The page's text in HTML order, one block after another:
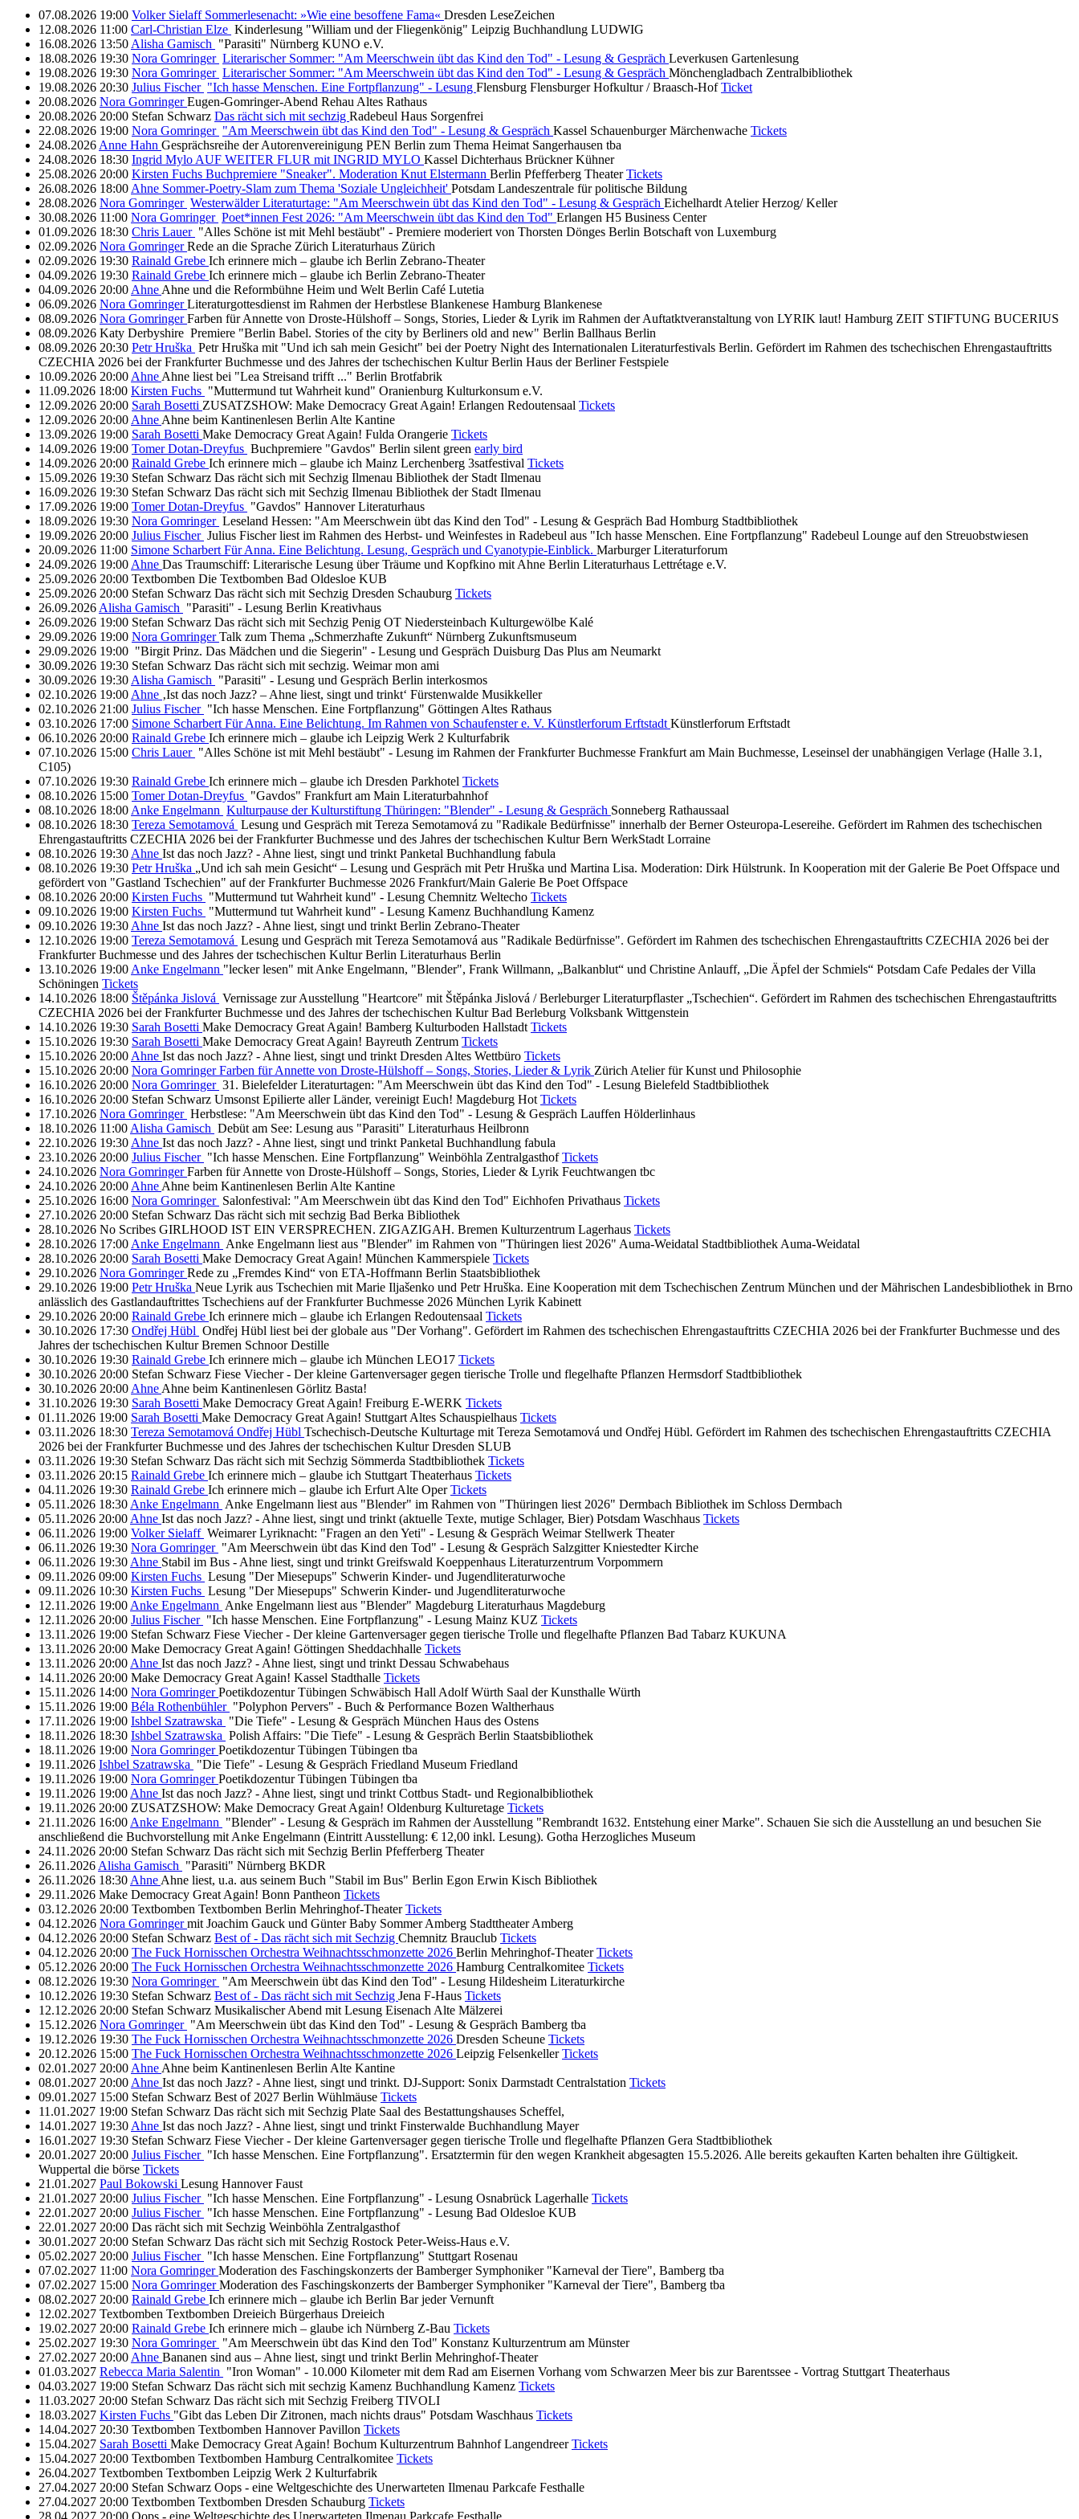
07.08.2026 19:00 Volker Sielaff Sommerlesenacht: »Wie eine besoffene Fama« Dresden LeseZeichen
12.08.2026 11:00 Carl-Christian Elze Kinderlesung "William und der Fliegenkönig" Leipzig Buchhandlung LUDWIG
16.08.2026 13:50 Alisha Gamisch "Parasiti" Nürnberg KUNO e.V.
18.08.2026 19:30 Nora Gomringer Literarischer Sommer: "Am Meerschwein übt das Kind den Tod" - Lesung & Gespräch Leverkusen Gartenlesung
19.08.2026 19:30 Nora Gomringer Literarischer Sommer: "Am Meerschwein übt das Kind den Tod" - Lesung & Gespräch Mönchengladbach Zentralbibliothek
19.08.2026 20:30 Julius Fischer "Ich hasse Menschen. Eine Fortpflanzung" - Lesung Flensburg Flensburger Hofkultur / Braasch-Hof Ticket
20.08.2026 Nora GomringerEugen-Gomringer-Abend Rehau Altes Rathaus
20.08.2026 20:00 Stefan Schwarz Das rächt sich mit sechzig Radebeul Haus Sorgenfrei
22.08.2026 19:00 Nora Gomringer "Am Meerschwein übt das Kind den Tod" - Lesung & Gespräch Kassel Schauenburger Märchenwache Tickets
24.08.2026 Anne Hahn Gesprächsreihe der Autorenvereinigung PEN Berlin zum Thema Heimat Sangerhausen tba
24.08.2026 18:30 Ingrid Mylo AUF WEITER FLUR mit INGRID MYLO Kassel Dichterhaus Brückner Kühner
25.08.2026 20:00 Kirsten Fuchs Buchpremiere "Sneaker". Moderation Knut Elstermann Berlin Pfefferberg Theater Tickets
26.08.2026 18:00 Ahne Sommer-Poetry-Slam zum Thema 'Soziale Ungleichheit' Potsdam Landeszentrale für politische Bildung
28.08.2026 Nora Gomringer Westerwälder Literaturtage: "Am Meerschwein übt das Kind den Tod" - Lesung & Gespräch Eichelhardt Atelier Herzog/ Keller
30.08.2026 11:00 Nora Gomringer Poet*innen Fest 2026: "Am Meerschwein übt das Kind den Tod" Erlangen H5 Business Center
01.09.2026 18:30 Chris Lauer "Alles Schöne ist mit Mehl bestäubt" - Premiere moderiert von Thorsten Dönges Berlin Botschaft von Luxemburg
02.09.2026 Nora GomringerRede an die Sprache Zürich Literaturhaus Zürich
02.09.2026 19:30 Rainald Grebe Ich erinnere mich – glaube ich Berlin Zebrano-Theater
04.09.2026 19:30 Rainald Grebe Ich erinnere mich – glaube ich Berlin Zebrano-Theater
04.09.2026 20:00 Ahne Ahne und die Reformbühne Heim und Welt Berlin Café Lutetia
06.09.2026 Nora GomringerLiteraturgottesdienst im Rahmen der Herbstlese Blankenese Hamburg Blankenese
08.09.2026 Nora GomringerFarben für Annette von Droste-Hülshoff – Songs, Stories, Lieder & Lyrik im Rahmen der Auftatktveranstaltung von LYRIK laut! Hamburg ZEIT STIFTUNG BUCERIUS
08.09.2026 Katy Derbyshire Premiere "Berlin Babel. Stories of the city by Berliners old and new" Berlin Ballhaus Berlin
08.09.2026 20:30 Petr Hruška Petr Hruška mit "Und ich sah mein Gesicht" bei der Poetry Night des Internationalen Literaturfestivals Berlin. Gefördert im Rahmen des tschechischen Ehrengastauftritts
CZECHIA 2026 bei der Frankfurter Buchmesse und des Jahres der tschechischen KulturBerlin Haus der Berliner Festspiele
10.09.2026 20:00 Ahne Ahne liest bei "Lea Streisand trifft ..." Berlin Brotfabrik
11.09.2026 18:00 Kirsten Fuchs "Muttermund tut Wahrheit kund" Oranienburg Kulturkonsum e.V.
12.09.2026 20:00 Sarah Bosetti ZUSATZSHOW: Make Democracy Great Again! Erlangen Redoutensaal Tickets
12.09.2026 20:00 Ahne Ahne beim Kantinenlesen Berlin Alte Kantine
13.09.2026 19:00 Sarah Bosetti Make Democracy Great Again! Fulda Orangerie Tickets
14.09.2026 19:00 Tomer Dotan-Dreyfus Buchpremiere "Gavdos" Berlin silent green early bird
14.09.2026 20:00 Rainald Grebe Ich erinnere mich – glaube ich Mainz Lerchenberg 3satfestival Tickets
15.09.2026 19:30 Stefan Schwarz Das rächt sich mit Sechzig Ilmenau Bibliothek der Stadt Ilmenau
16.09.2026 19:30 Stefan Schwarz Das rächt sich mit Sechzig Ilmenau Bibliothek der Stadt Ilmenau
17.09.2026 19:00 Tomer Dotan-Dreyfus "Gavdos" Hannover Literaturhaus
18.09.2026 19:30 Nora Gomringer Leseland Hessen: "Am Meerschwein übt das Kind den Tod" - Lesung & Gespräch Bad Homburg Stadtbibliothek
19.09.2026 20:00 Julius Fischer Julius Fischer liest im Rahmen des Herbst- und Weinfestes in Radebeul aus "Ich hasse Menschen. Eine Fortpflanzung" Radebeul Lounge auf den Streuobstwiesen
20.09.2026 11:00 Simone Scharbert Für Anna. Eine Belichtung. Lesung, Gespräch und Cyanotypie-Einblick. Marburger Literaturforum
24.09.2026 19:00 Ahne Das Traumschiff: Literarische Lesung über Träume und Kopfkino mit Ahne Berlin Literaturhaus Lettrétage e.V.
25.09.2026 20:00 Textbomben Die Textbomben Bad Oldesloe KUB
25.09.2026 20:00 Stefan Schwarz Das rächt sich mit Sechzig Dresden Schauburg Tickets
26.09.2026 Alisha Gamisch "Parasiti" - Lesung Berlin Kreativhaus
26.09.2026 19:00 Stefan Schwarz Das rächt sich mit Sechzig Penig OT Niedersteinbach Kulturgewölbe Kalé
29.09.2026 19:00 Nora GomringerTalk zum Thema „Schmerzhafte Zukunft“ Nürnberg Zukunftsmuseum
29.09.2026 19:00 "Birgit Prinz. Das Mädchen und die Siegerin" - Lesung und Gespräch Duisburg Das Plus am Neumarkt
30.09.2026 19:30 Stefan Schwarz Das rächt sich mit sechzig. Weimar mon ami
30.09.2026 19:30 Alisha Gamisch "Parasiti" - Lesung und Gespräch Berlin interkosmos
02.10.2026 19:00 Ahne ‚Ist das noch Jazz? – Ahne liest, singt und trinkt‘ Fürstenwalde Musikkeller
02.10.2026 21:00 Julius Fischer "Ich hasse Menschen. Eine Fortpflanzung" Göttingen Altes Rathaus
03.10.2026 17:00 Simone Scharbert Für Anna. Eine Belichtung. Im Rahmen von Schaufenster e. V. Künstlerforum Erftstadt Künstlerforum Erftstadt
06.10.2026 20:00 Rainald Grebe Ich erinnere mich – glaube ich Leipzig Werk 2 Kulturfabrik
07.10.2026 15:00 Chris Lauer "Alles Schöne ist mit Mehl bestäubt" - Lesung im Rahmen der Frankfurter Buchmesse Frankfurt am Main Buchmesse, Leseinsel der unabhängigen Verlage (Halle 3.1,
C105)
07.10.2026 19:30 Rainald Grebe Ich erinnere mich – glaube ich Dresden Parkhotel Tickets
08.10.2026 15:00 Tomer Dotan-Dreyfus "Gavdos" Frankfurt am Main Literaturbahnhof
08.10.2026 18:00 Anke Engelmann Kulturpause der Kulturstiftung Thüringen: "Blender" - Lesung & Gespräch Sonneberg Rathaussaal
08.10.2026 18:30 Tereza Semotamová Lesung und Gespräch mit Tereza Semotamová zu "Radikale Bedürfnisse" innerhalb der Berner Osteuropa-Lesereihe. Gefördert im Rahmen des tschechischen
Ehrengastauftritts CZECHIA 2026 bei der Frankfurter Buchmesse und des Jahres der tschechischen KulturBern WerkStadt Lorraine
08.10.2026 19:30 Ahne Ist das noch Jazz? - Ahne liest, singt und trinkt Panketal Buchhandlung fabula
08.10.2026 19:30 Petr Hruška „Und ich sah mein Gesicht“ – Lesung und Gespräch mit Petr Hruška und Martina Lisa. Moderation: Dirk Hülstrunk. In Kooperation mit der Galerie Be Poet Offspace und
gefördert von "Gastland Tschechien" auf der Frankfurter Buchmesse 2026 Frankfurt/Main Galerie Be Poet Offspace
08.10.2026 20:00 Kirsten Fuchs "Muttermund tut Wahrheit kund" - Lesung Chemnitz Weltecho Tickets
09.10.2026 19:00 Kirsten Fuchs "Muttermund tut Wahrheit kund" - Lesung Kamenz Buchhandlung Kamenz
09.10.2026 19:30 Ahne Ist das noch Jazz? - Ahne liest, singt und trinkt Berlin Zebrano-Theater
12.10.2026 19:00 Tereza Semotamová Lesung und Gespräch mit Tereza Semotamová aus "Radikale Bedürfnisse". Gefördert im Rahmen des tschechischen Ehrengastauftritts CZECHIA 2026 bei der
Frankfurter Buchmesse und des Jahres der tschechischen KulturBerlin Literaturhaus Berlin
13.10.2026 19:00 Anke Engelmann "lecker lesen" mit Anke Engelmann, "Blender", Frank Willmann, „Balkanblut“ und Christine Anlauff, „Die Äpfel der Schmiels“ Potsdam Cafe Pedales der Villa
Schöningen Tickets
14.10.2026 18:00 Štěpánka Jislová Vernissage zur Ausstellung "Heartcore" mit Štěpánka Jislová / Berleburger Literaturpflaster „Tschechien“. Gefördert im Rahmen des tschechischen Ehrengastauftritts
CZECHIA 2026 bei der Frankfurter Buchmesse und des Jahres der tschechischen KulturBad Berleburg Volksbank Wittgenstein
14.10.2026 19:30 Sarah Bosetti Make Democracy Great Again! Bamberg Kulturboden Hallstadt Tickets
15.10.2026 19:30 Sarah Bosetti Make Democracy Great Again! Bayreuth Zentrum Tickets
15.10.2026 20:00 Ahne Ist das noch Jazz? - Ahne liest, singt und trinkt Dresden Altes Wettbüro Tickets
15.10.2026 20:00 Nora GomringerFarben für Annette von Droste-Hülshoff – Songs, Stories, Lieder & Lyrik Zürich Atelier für Kunst und Philosophie
16.10.2026 20:00 Nora Gomringer 31. Bielefelder Literaturtagen: "Am Meerschwein übt das Kind den Tod" - Lesung Bielefeld Stadtbibliothek
16.10.2026 20:00 Stefan Schwarz Umsonst Epilierte aller Länder, vereinigt Euch! Magdeburg Hot Tickets
17.10.2026 Nora Gomringer Herbstlese: "Am Meerschwein übt das Kind den Tod" - Lesung & Gespräch Lauffen Hölderlinhaus
18.10.2026 11:00 Alisha Gamisch Debüt am See: Lesung aus "Parasiti" Literaturhaus Heilbronn
22.10.2026 19:30 Ahne Ist das noch Jazz? - Ahne liest, singt und trinkt Panketal Buchhandlung fabula
23.10.2026 20:00 Julius Fischer "Ich hasse Menschen. Eine Fortpflanzung" Weinböhla Zentralgasthof Tickets
24.10.2026 Nora GomringerFarben für Annette von Droste-Hülshoff – Songs, Stories, Lieder & Lyrik Feuchtwangen tbc
24.10.2026 20:00 Ahne Ahne beim Kantinenlesen Berlin Alte Kantine
25.10.2026 16:00 Nora Gomringer Salonfestival: "Am Meerschwein übt das Kind den Tod" Eichhofen Privathaus Tickets
27.10.2026 20:00 Stefan Schwarz Das rächt sich mit sechzig Bad Berka Bibliothek
28.10.2026 No Scribes GIRLHOOD IST EIN VERSPRECHEN. ZIGAZIGAH. Bremen Kulturzentrum Lagerhaus Tickets
28.10.2026 17:00 Anke Engelmann Anke Engelmann liest aus "Blender" im Rahmen von "Thüringen liest 2026" Auma-Weidatal Stadtbibliothek Auma-Weidatal
28.10.2026 20:00 Sarah Bosetti Make Democracy Great Again! München Kammerspiele Tickets
29.10.2026 Nora GomringerRede zu „Fremdes Kind“ von ETA-Hoffmann Berlin Staatsbibliothek
29.10.2026 19:00 Petr Hruška Neue Lyrik aus Tschechien mit Marie Iljašenko und Petr Hruška. Eine Kooperation mit dem Tschechischen Zentrum München und der Mährischen Landesbibliothek in Brno
anlässlich des Gastlandauftrittes Tschechiens auf der Frankfurter Buchmesse 2026 München Lyrik Kabinett
29.10.2026 20:00 Rainald Grebe Ich erinnere mich – glaube ich Erlangen Redoutensaal Tickets
30.10.2026 17:30 Ondřej Hübl Ondřej Hübl liest bei der globale aus "Der Vorhang". Gefördert im Rahmen des tschechischen Ehrengastauftritts CZECHIA 2026 bei der Frankfurter Buchmesse und des
Jahres der tschechischen KulturBremen Schnoor Destille
30.10.2026 19:30 Rainald Grebe Ich erinnere mich – glaube ich München LEO17 Tickets
30.10.2026 20:00 Stefan Schwarz Fiese Viecher - Der kleine Gartenversager gegen tierische Trolle und flegelhafte Pflanzen Hermsdorf Stadtbibliothek
30.10.2026 20:00 Ahne Ahne beim Kantinenlesen Görlitz Basta!
31.10.2026 19:30 Sarah Bosetti Make Democracy Great Again! Freiburg E-WERK Tickets
01.11.2026 19:00 Sarah Bosetti Make Democracy Great Again! Stuttgart Altes Schauspielhaus Tickets
03.11.2026 18:30 Tereza Semotamová Ondřej Hübl Tschechisch-Deutsche Kulturtage mit Tereza Semotamová und Ondřej Hübl. Gefördert im Rahmen des tschechischen Ehrengastauftritts CZECHIA
2026 bei der Frankfurter Buchmesse und des Jahres der tschechischen KulturDresden SLUB
03.11.2026 19:30 Stefan Schwarz Das rächt sich mit Sechzig Sömmerda Stadtbibliothek Tickets
03.11.2026 20:15 Rainald Grebe Ich erinnere mich – glaube ich Stuttgart Theaterhaus Tickets
04.11.2026 19:30 Rainald Grebe Ich erinnere mich – glaube ich Erfurt Alte Oper Tickets
05.11.2026 18:30 Anke Engelmann Anke Engelmann liest aus "Blender" im Rahmen von "Thüringen liest 2026" Dermbach Bibliothek im Schloss Dermbach
05.11.2026 20:00 Ahne Ist das noch Jazz? - Ahne liest, singt und trinkt (aktuelle Texte, mutige Schlager, Bier) Potsdam Waschhaus Tickets
06.11.2026 19:00 Volker Sielaff Weimarer Lyriknacht: "Fragen an den Yeti" - Lesung & Gespräch Weimar Stellwerk Theater
06.11.2026 19:30 Nora Gomringer "Am Meerschwein übt das Kind den Tod" - Lesung & Gespräch Salzgitter Kniestedter Kirche
06.11.2026 19:30 Ahne Stabil im Bus - Ahne liest, singt und trinkt Greifswald Koeppenhaus Literaturzentrum Vorpommern
09.11.2026 09:00 Kirsten Fuchs Lesung "Der Miesepups" Schwerin Kinder- und Jugendliteraturwoche
09.11.2026 10:30 Kirsten Fuchs Lesung "Der Miesepups" Schwerin Kinder- und Jugendliteraturwoche
12.11.2026 19:00 Anke Engelmann Anke Engelmann liest aus "Blender" Magdeburg Literaturhaus Magdeburg
12.11.2026 20:00 Julius Fischer "Ich hasse Menschen. Eine Fortpflanzung" - Lesung Mainz KUZ Tickets
13.11.2026 19:00 Stefan Schwarz Fiese Viecher - Der kleine Gartenversager gegen tierische Trolle und flegelhafte Pflanzen Bad Tabarz KUKUNA
13.11.2026 20:00 Make Democracy Great Again! Göttingen Sheddachhalle Tickets
13.11.2026 20:00 Ahne Ist das noch Jazz? - Ahne liest, singt und trinkt Dessau Schwabehaus
14.11.2026 20:00 Make Democracy Great Again! Kassel Stadthalle Tickets
15.11.2026 14:00 Nora GomringerPoetikdozentur Tübingen Schwäbisch Hall Adolf Würth Saal der Kunsthalle Würth
15.11.2026 19:00 Béla Rothenbühler "Polyphon Pervers" - Buch & Performance Bozen Waltherhaus
17.11.2026 19:00 Ishbel Szatrawska "Die Tiefe" - Lesung & Gespräch München Haus des Ostens
18.11.2026 18:30 Ishbel Szatrawska Polish Affairs: "Die Tiefe" - Lesung & Gespräch Berlin Staatsbibliothek
18.11.2026 19:00 Nora GomringerPoetikdozentur Tübingen Tübingen tba
19.11.2026 Ishbel Szatrawska "Die Tiefe" - Lesung & Gespräch Friedland Museum Friedland
19.11.2026 19:00 Nora GomringerPoetikdozentur Tübingen Tübingen tba
19.11.2026 19:00 Ahne Ist das noch Jazz? - Ahne liest, singt und trinkt Cottbus Stadt- und Regionalbibliothek
19.11.2026 20:00 ZUSATZSHOW: Make Democracy Great Again! Oldenburg Kulturetage Tickets
21.11.2026 16:00 Anke Engelmann "Blender" - Lesung & Gespräch im Rahmen der Ausstellung "Rembrandt 1632. Entstehung einer Marke". Schauen Sie sich die Ausstellung an und besuchen Sie
anschließend die Buchvorstellung mit Anke Engelmann (Eintritt Ausstellung: € 12,00 inkl. Lesung). Gotha Herzogliches Museum
24.11.2026 20:00 Stefan Schwarz Das rächt sich mit Sechzig Berlin Pfefferberg Theater
26.11.2026 Alisha Gamisch "Parasiti" Nürnberg BKDR
26.11.2026 18:30 Ahne Ahne liest, u.a. aus seinem Buch "Stabil im Bus" Berlin Egon Erwin Kisch Bibliothek
29.11.2026 Make Democracy Great Again! Bonn Pantheon Tickets
03.12.2026 20:00 Textbomben Textbomben Berlin Mehringhof-Theater Tickets
04.12.2026 Nora Gomringermit Joachim Gauck und Günter Baby SommerAmberg Stadttheater Amberg
04.12.2026 20:00 Stefan Schwarz Best of - Das rächt sich mit Sechzig Chemnitz Brauclub Tickets
04.12.2026 20:00 The Fuck Hornisschen Orchestra Weihnachtsschmonzette 2026 Berlin Mehringhof-Theater Tickets
05.12.2026 20:00 The Fuck Hornisschen Orchestra Weihnachtsschmonzette 2026 Hamburg Centralkomitee Tickets
08.12.2026 19:30 Nora Gomringer "Am Meerschwein übt das Kind den Tod" - Lesung Hildesheim Literaturkirche
10.12.2026 19:30 Stefan Schwarz Best of - Das rächt sich mit Sechzig Jena F-Haus Tickets
12.12.2026 20:00 Stefan Schwarz Musikalischer Abend mit Lesung Eisenach Alte Mälzerei
15.12.2026 Nora Gomringer "Am Meerschwein übt das Kind den Tod" - Lesung & Gespräch Bamberg tba
19.12.2026 19:30 The Fuck Hornisschen Orchestra Weihnachtsschmonzette 2026 Dresden Scheune Tickets
20.12.2026 15:00 The Fuck Hornisschen Orchestra Weihnachtsschmonzette 2026 Leipzig Felsenkeller Tickets
02.01.2027 20:00 Ahne Ahne beim Kantinenlesen Berlin Alte Kantine
08.01.2027 20:00 Ahne Ist das noch Jazz? - Ahne liest, singt und trinkt. DJ-Support: Sonix Darmstadt Centralstation Tickets
09.01.2027 15:00 Stefan Schwarz Best of 2027 Berlin Wühlmäuse Tickets
11.01.2027 19:00 Stefan Schwarz Das rächt sich mit Sechzig Plate Saal des Bestattungshauses Scheffel,
14.01.2027 19:30 Ahne Ist das noch Jazz? - Ahne liest, singt und trinkt Finsterwalde Buchhandlung Mayer
16.01.2027 19:30 Stefan Schwarz Fiese Viecher - Der kleine Gartenversager gegen tierische Trolle und flegelhafte Pflanzen Gera Stadtbibliothek
20.01.2027 20:00 Julius Fischer "Ich hasse Menschen. Eine Fortpflanzung". Ersatztermin für den wegen Krankheit abgesagten 15.5.2026. Alle bereits gekauften Karten behalten ihre Gültigkeit.
Wuppertal die börse Tickets
21.01.2027 Paul Bokowski Lesung Hannover Faust
21.01.2027 20:00 Julius Fischer "Ich hasse Menschen. Eine Fortpflanzung" - Lesung Osnabrück Lagerhalle Tickets
22.01.2027 20:00 Julius Fischer "Ich hasse Menschen. Eine Fortpflanzung" - Lesung Bad Oldesloe KUB
22.01.2027 20:00 Das rächt sich mit Sechzig Weinböhla Zentralgasthof
30.01.2027 20:00 Stefan Schwarz Das rächt sich mit Sechzig Rostock Peter-Weiss-Haus e.V.
05.02.2027 20:00 Julius Fischer "Ich hasse Menschen. Eine Fortpflanzung" Stuttgart Rosenau
07.02.2027 11:00 Nora GomringerModeration des Faschingskonzerts der Bamberger Symphoniker "Karneval der Tiere", Bamberg tba
07.02.2027 15:00 Nora GomringerModeration des Faschingskonzerts der Bamberger Symphoniker "Karneval der Tiere", Bamberg tba
08.02.2027 20:00 Rainald Grebe Ich erinnere mich – glaube ich Berlin Bar jeder Vernunft
12.02.2027 Textbomben Textbomben Dreieich Bürgerhaus Dreieich
19.02.2027 20:00 Rainald Grebe Ich erinnere mich – glaube ich Nürnberg Z-Bau Tickets
25.02.2027 19:30 Nora Gomringer "Am Meerschwein übt das Kind den Tod" Konstanz Kulturzentrum am Münster
27.02.2027 20:00 Ahne Bananen sind aus – Ahne liest, singt und trinkt Berlin Mehringhof-Theater
01.03.2027 Rebecca Maria Salentin "Iron Woman" - 10.000 Kilometer mit dem Rad am Eisernen Vorhang vom Schwarzen Meer bis zur Barentssee - Vortrag Stuttgart Theaterhaus
04.03.2027 19:00 Stefan Schwarz Das rächt sich mit sechzig Kamenz Buchhandlung Kamenz Tickets
11.03.2027 20:00 Stefan Schwarz Das rächt sich mit Sechzig Freiberg TIVOLI
18.03.2027 Kirsten Fuchs "Gibt das Leben Dir Zitronen, mach nichts draus" Potsdam Waschhaus Tickets
14.04.2027 20:30 Textbomben Textbomben Hannover Pavillon Tickets
15.04.2027 Sarah Bosetti Make Democracy Great Again! Bochum Kulturzentrum Bahnhof Langendreer Tickets
15.04.2027 20:00 Textbomben Textbomben Hamburg Centralkomitee Tickets
26.04.2027 Textbomben Textbomben Leipzig Werk 2 Kulturfabrik
27.04.2027 20:00 Stefan Schwarz Oops - eine Weltgeschichte des Unerwarteten Ilmenau Parkcafe Festhalle
27.04.2027 20:00 Textbomben Textbomben Dresden Schauburg Tickets
28.04.2027 20:00 Oops - eine Weltgeschichte des Unerwarteten Ilmenau Parkcafe Festhalle